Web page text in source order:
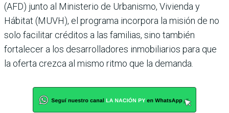
(AFD) junto al Ministerio de Urbanismo, Vivienda y
Hábitat (MUVH), el programa incorpora la misión de no
solo facilitar créditos a las familias, sino también
fortalecer a los desarrolladores inmobiliarios para que
la oferta crezca al mismo ritmo que la demanda.